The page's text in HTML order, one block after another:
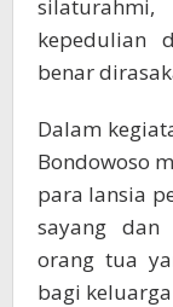
kepedulian
benar
Dalam
Bondowoso
para lansia
sayang dan
orang tua
bagi